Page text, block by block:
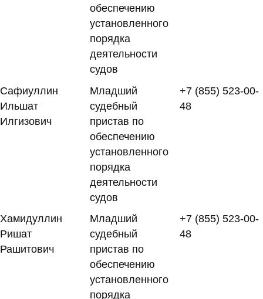
обеспечению
установленного
порядка
деятельности
судов
Сафиуллин
Ильшат
Илгизович
Младший
судебный
пристав по
обеспечению
установленного
порядка
деятельности
судов
+7 (855) 523-00-
48
Хамидуллин
Ришат
Рашитович
Младший
судебный
пристав по
обеспечению
установленного
порядка
+7 (855) 523-00-
48